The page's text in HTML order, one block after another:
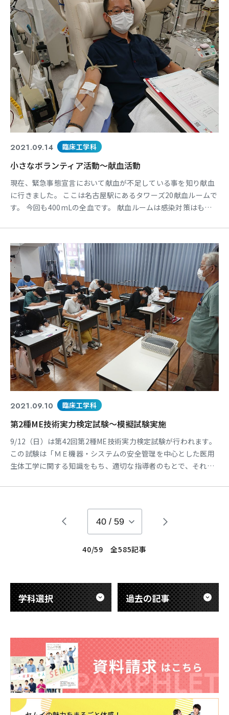
2021.09.14 臨床工学科
小さなボランティア活動～献血活動
現在、緊急事態宣言において献血が不足している事を知り献血
に行きました。 ここは名古屋駅にあるタワーズ20献血ルームで
す。 今回も400mLの全血です。 献血ルームは感染対策はもち
毎月多くの学生が献血に協力しています。 献血は小さなボラン
ティア活動ですが、この献血がどこかで使われ患者さんのため
になります。 今後も献血活動は積極的に続けて行きた
2021.09.10 臨床工学科
第2種ME技術実力検定試験～模擬試験実施
9/12（日）は第42回第2種ME技術実力検定試験が行われます。
この試験は「ＭＥ機器・システムの安全管理を中心とした医用
生体工学に関する知識をもち、適切な指導者のもとで、それを
は、登竜門の１つと考えます。試験範囲は臨床工学
40 / 59
40/59 全585記事
学科選択 過去の記事
東海医療科学
専門学校
東海医療工学
専門学校
東海医療科学
専門学校
東海医療工学
専門学校
東海医療科学
専門学校
東海医療工学
専門学校
東海医療科学
専門学校
東海医療工学
専門学校